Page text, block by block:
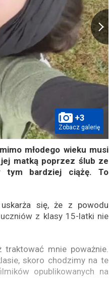
+3
Zobacz galerię
młodego wieku musi
jej matką poprzez ślub ze
tym bardziej ciążę. To
się, że z powodu
z klasy 15-latki nie
mnie poważnie.
skoro chodzimy na te
opublikowanych na